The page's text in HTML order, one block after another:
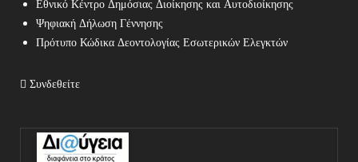
Εθνικό Κέντρο Δημόσιας Διοίκησης και Αυτοδιοίκησης
Ψηφιακή Δήλωση Γέννησης
Πρότυπο Κώδικα Δεοντολογίας Εσωτερικών Ελεγκτών
Συνδεθείτε